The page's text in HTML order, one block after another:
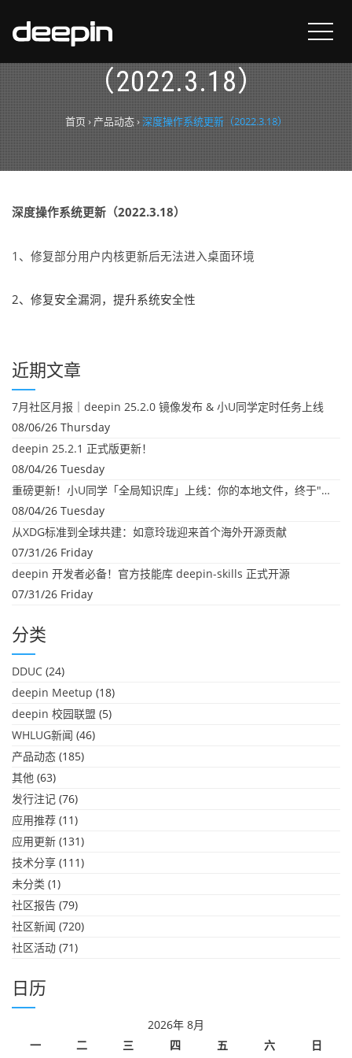
深度操作系统更新
（2022.3.18）
首页›产品动态›深度操作系统更新（2022.3.18）
深度操作系统更新（2022.3.18）
1、修复部分用户内核更新后无法进入桌面环境
2、修复安全漏洞，提升系统安全性
近期文章
7月社区月报｜deepin 25.2.0 镜像发布 & 小U同学定时任务上线
08/06/26 Thursday
deepin 25.2.1 正式版更新！
08/04/26 Tuesday
重磅更新！小U同学「全局知识库」上线：你的本地文件，终于"活"起来了
08/04/26 Tuesday
从XDG标准到全球共建：如意玲珑迎来首个海外开源贡献
07/31/26 Friday
deepin 开发者必备！官方技能库 deepin-skills 正式开源
07/31/26 Friday
分类
DDUC (24)
deepin Meetup (18)
deepin 校园联盟 (5)
WHLUG新闻 (46)
产品动态 (185)
其他 (63)
发行注记 (76)
应用推荐 (11)
应用更新 (131)
技术分享 (111)
未分类 (1)
社区报告 (79)
社区新闻 (720)
社区活动 (71)
日历
2026年 8月
一
二 三 四 五 六 日